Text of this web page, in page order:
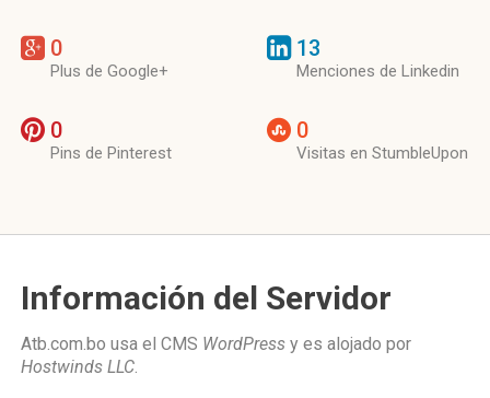
0
Plus de Google+
13
Menciones de Linkedin
0
Pins de Pinterest
0
Visitas en StumbleUpon
Información del Servidor
Atb.com.bo usa el CMS WordPress y es alojado por
Hostwinds LLC.